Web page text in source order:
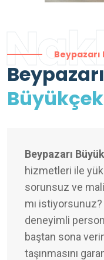
Beypazarı
Beypazarı
hizmetleri ile
sorunsuz ve
mı
deneyimli
baştan sona
taşınmasını